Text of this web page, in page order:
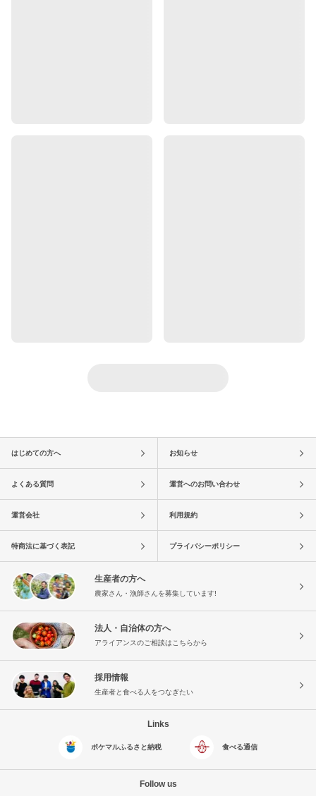
はじめての方へ お知らせ
よくある質問 運営へのお問い合わせ
運営会社 利用規約
特商法に基づく表記 プライバシーポリシー
生産者の方へ
農家さん・漁師さんを募集しています!
法人・自治体の方へ
アライアンスのご相談はこちらから
採用情報
生産者と食べる人をつなぎたい
Links
ポケマルふるさと納税 食べる通信
Follow us